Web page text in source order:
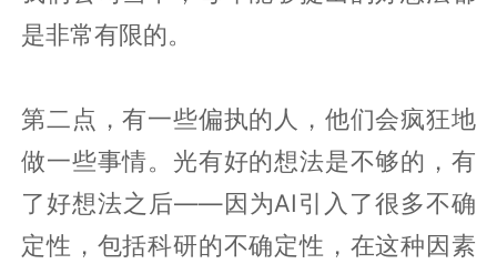
是非常有限的。
第二点，有一些偏执的人，他们会疯狂地
做一些事情。光有好的想法是不够的，有
了好想法之后——因为AI引入了很多不确
定性，包括科研的不确定性，在这种因素